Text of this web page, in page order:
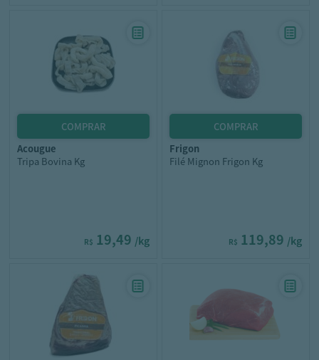
acougue
Tripa Bovina Kg
R$ 19,49 /kg
frigon
Filé Mignon Frigon Kg
R$ 119,89 /kg